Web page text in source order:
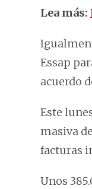
Lea más:
Essap
acuerdo
Este
masiva
facturas
Unos